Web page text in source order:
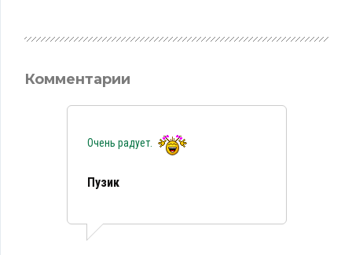
Комментарии
Очень радует.
Пузик